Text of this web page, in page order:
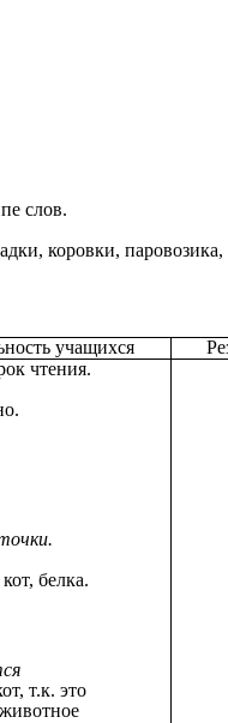
слов.
коровки,
учащихся
чтения.
белка.
т.к. это